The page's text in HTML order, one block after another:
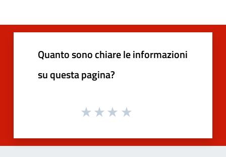
Quanto sono chiare le informazioni
su questa pagina?